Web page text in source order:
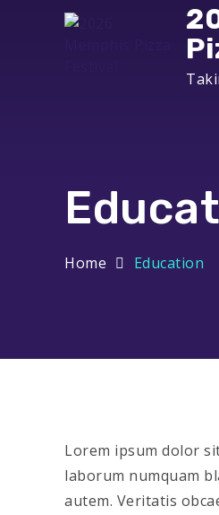
Home Education
Lorem ipsum dolor
laborum numquam
autem. Veritatis